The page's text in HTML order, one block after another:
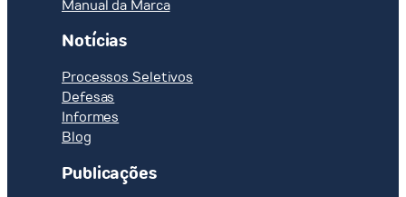
Manual da Marca
Notícias
Processos Seletivos
Defesas
Informes
Blog
Publicações